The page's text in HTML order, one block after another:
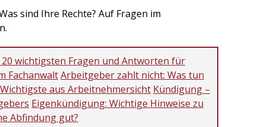
sind Ihre Rechte? Auf Fragen im
wichtigsten Fragen und Antworten für
FachanwaltArbeitgeber zahlt nicht: Was tun
aus Arbeitnehmersicht Kündigung –
Eigenkündigung: Wichtige Hinweise zu
Abfindung gut?